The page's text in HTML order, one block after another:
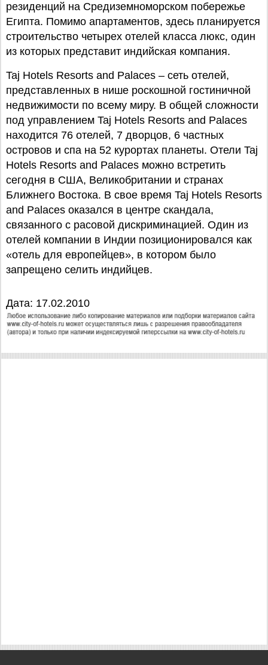
резиденций на Средиземноморском побережье
Египта. Помимо апартаментов, здесь планируется
строительство четырех отелей класса люкс, один
из которых представит индийская компания.
Taj Hotels Resorts and Palaces – сеть отелей,
представленных в нише роскошной гостиничной
недвижимости по всему миру. В общей сложности
под управлением Taj Hotels Resorts and Palaces
находится 76 отелей, 7 дворцов, 6 частных
островов и спа на 52 курортах планеты. Отели Taj
Hotels Resorts and Palaces можно встретить
сегодня в США, Великобритании и странах
Ближнего Востока. В свое время Taj Hotels Resorts
and Palaces оказался в центре скандала,
связанного с расовой дискриминацией. Один из
отелей компании в Индии позиционировался как
«отель для европейцев», в котором было
запрещено селить индийцев.
Дата: 17.02.2010